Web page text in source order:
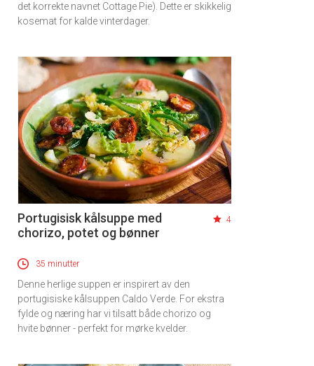
det korrekte navnet Cottage Pie). Dette er skikkelig
kosemat for kalde vinterdager.
Portugisisk kålsuppe med
chorizo, potet og bønner
4
35 minutter
Denne herlige suppen er inspirert av den
portugisiske kålsuppen Caldo Verde. For ekstra
fylde og næring har vi tilsatt både chorizo og
hvite bønner - perfekt for mørke kvelder.